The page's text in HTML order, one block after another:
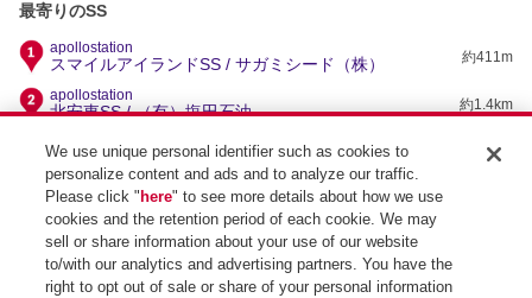
最寄りのSS
apollostation
スマイルアイランドSS / サガミシード（株） 約411m
apollostation
北安東SS / （有）塩田石油 約1.4km
apollostation
千代田SS / （有）佐塚商店 約2km
apollostation
A-POINT静岡SS / サガミシード（株）
apollostation
南沼上SS / （株）池田油業
We use unique personal identifier such as cookies to
personalize content and ads and to analyze our traffic.
Please click " here" to see more details about how we use
cookies and the retention period of each cookie. We may
sell or share information about your use of our website
to/with our analytics and advertising partners. You have the
right to opt out of sale or share of your personal information